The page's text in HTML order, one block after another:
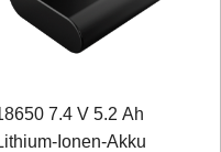
7.4 V 5.2 Ah
Ionen-Akku